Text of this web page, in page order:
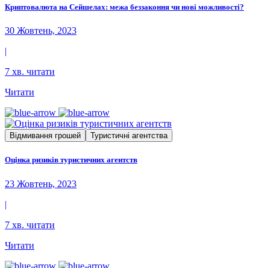
Криптовалюта на Сейшелах: межа беззаконня чи нові можливості?
30 Жовтень, 2023
|
7 хв. читати
Читати
Відмивання грошей Туристичні агентства
Оцінка ризиків туристичних агентств
23 Жовтень, 2023
|
7 хв. читати
Читати